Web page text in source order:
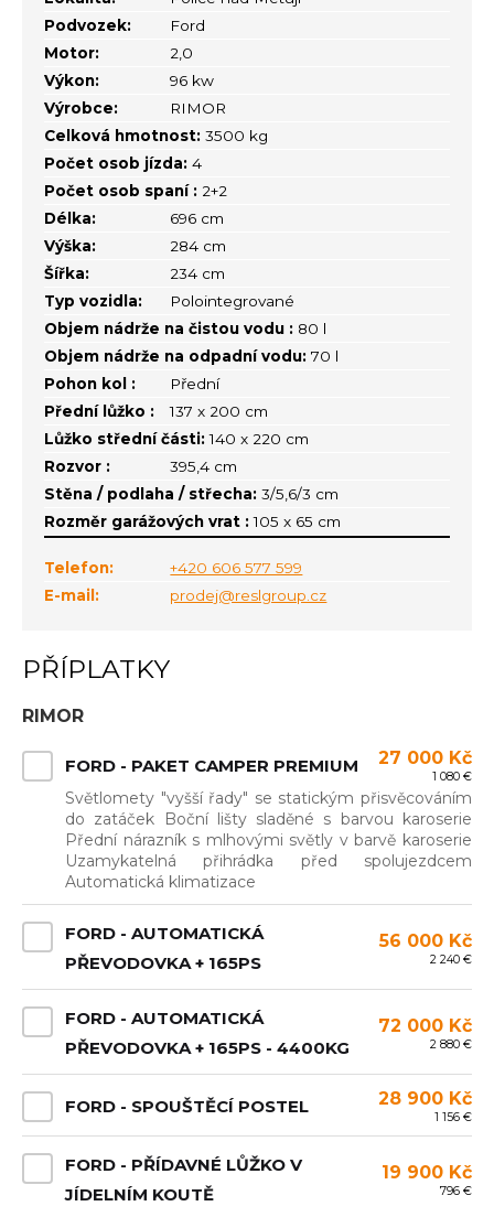
Podvozek:
Ford
Motor:
2,0
Výkon:
96 kw
Výrobce:
RIMOR
Celková hmotnost: 3500 kg
Počet osob jízda: 4
Počet osob spaní : 2+2
Délka:
696 cm
Výška:
284 cm
Šířka:
234 cm
Typ vozidla:
Polointegrované
Objem nádrže na čistou vodu : 80 l
Objem nádrže na odpadní vodu: 70 l
Pohon kol :
Přední
Přední lůžko :
137 x 200 cm
Lůžko střední části: 140 x 220 cm
Rozvor :
395,4 cm
Stěna / podlaha / střecha: 3/5,6/3 cm
Rozměr garážových vrat : 105 x 65 cm
Telefon:
+420 606 577 599
E-mail:
prodej@reslgroup.cz
PŘÍPLATKY
RIMOR
FORD - PAKET CAMPER PREMIUM 27 000 Kč
1 080 €
Světlomety "vyšší řady" se statickým přisvěcováním
do zatáček Boční lišty sladěné s barvou karoserie
Přední nárazník s mlhovými světly v barvě karoserie
Uzamykatelná přihrádka před spolujezdcem
Automatická klimatizace
FORD - AUTOMATICKÁ
PŘEVODOVKA + 165PS
56 000 Kč
2 240 €
FORD - AUTOMATICKÁ
PŘEVODOVKA + 165PS - 4400KG
72 000 Kč
2 880 €
FORD - SPOUŠTĚCÍ POSTEL 28 900 Kč
1 156 €
FORD - PŘÍDAVNÉ LŮŽKO V
JÍDELNÍM KOUTĚ
19 900 Kč
796 €